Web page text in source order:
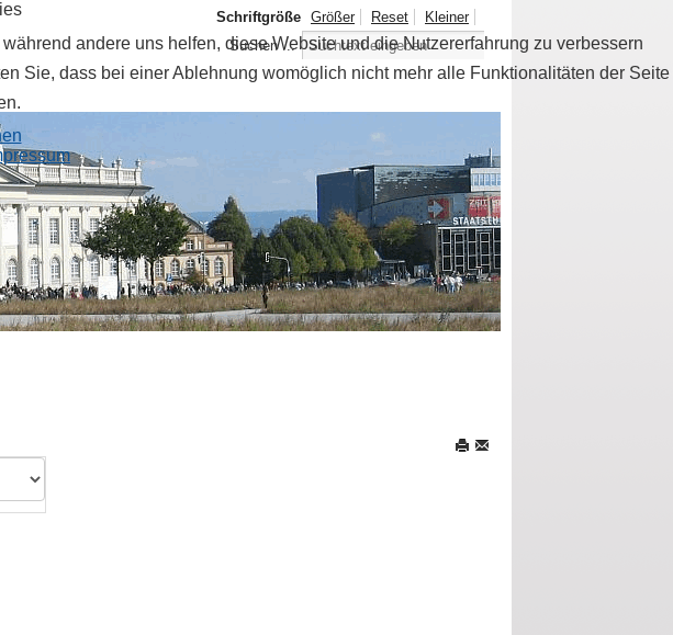
Schriftgröße Größer Reset
Kleiner
Suchen ...
andere uns helfen, diese Website und die Nutzererfahrung zu verbessern
Sie, dass bei einer Ablehnung womöglich nicht mehr alle Funktionalitäten der Seite